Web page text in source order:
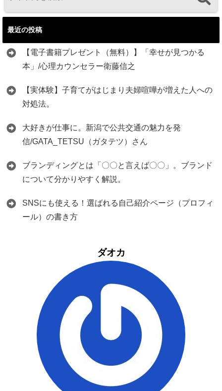
最近の投稿
【電子書籍プレゼント（無料）】「幸せが見つかる
本」/心理カウンセラー衛藤信之
【実体験】子育てがはじまり夫婦喧嘩が増えた人への
対処法。
大好きが仕事に。新潟で公共交通の魅力を発
信/GATA_TETSU（ガタテツ）さん
ブランディングとは「〇〇と言えば〇〇」。ブランド
について分かりやすく解説。
SNSにも使える！選ばれる自己紹介ページ（プロフィ
ール）の書き方
ダオカ